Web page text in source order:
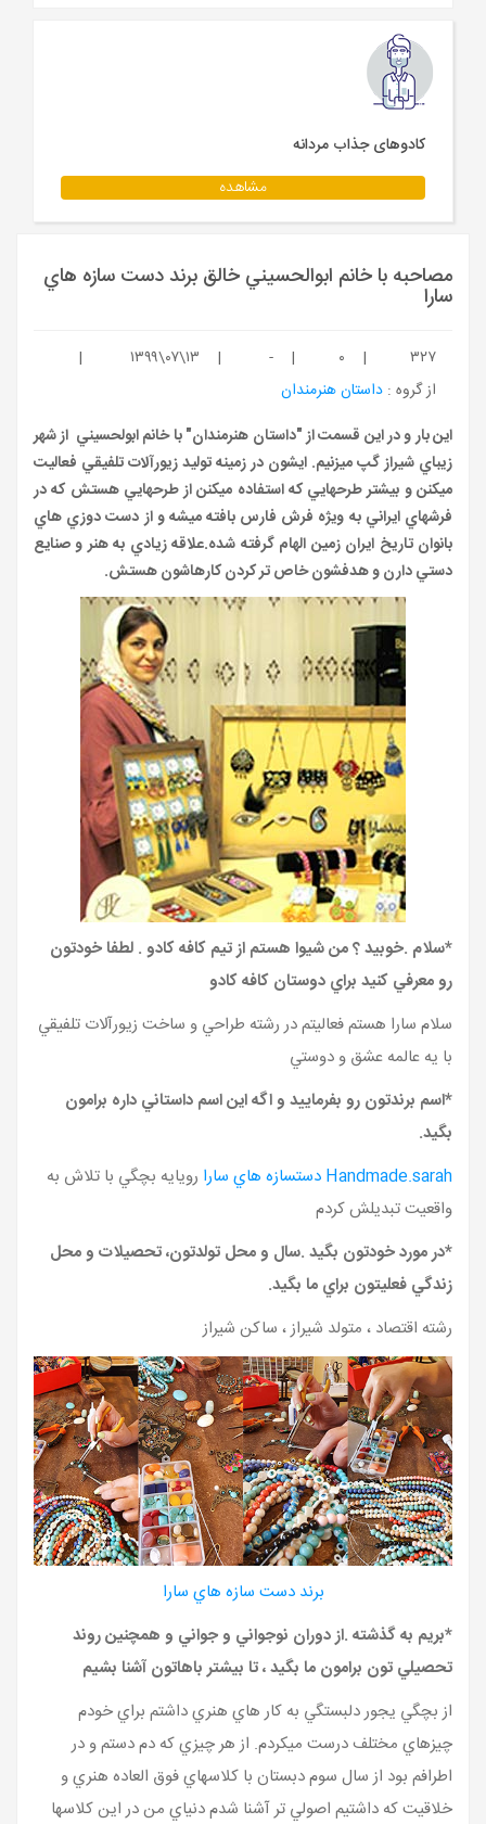
محصولات تازه رسیده
ورود به پنل تامین کنندگان
ورود به پنل همکاران فروش
سوالات متداول
درباره ما
کادوهای جذاب مردانه
مشاهده
مصاحبه با خانم ابوالحسيني خالق برند دست سازه هاي
سارا
۳۲۷ | ۰ |
-
| ۱۳۹۹\۰۷\۱۳
|
از گروه : داستان هنرمندان
اين بار و در اين قسمت از "داستان هنرمندان" با خانم ابولحسيني از شهر
زيباي شيراز گپ ميزنيم. ايشون در زمينه توليد زيورآلات تلفيقي فعاليت
ميکنن و بيشتر طرحهايي که استفاده ميکنن از طرحهايي هستش که در
فرشهاي ايراني به ويژه فرش فارس بافته ميشه و از دست دوزي هاي
بانوان تاريخ ايران زمين الهام گرفته شده.علاقه زيادي به هنر و صنايع
دستي دارن و هدفشون خاص تر کردن کارهاشون هستش.
*سلام .خوبيد ؟ من شيوا هستم از تيم کافه کادو . لطفا خودتون
رو معرفي کنيد براي دوستان کافه کادو
سلام سارا هستم فعاليتم در رشته طراحي و ساخت زيورآلات تلفيقي
با يه عالمه عشق و دوستي
*اسم برندتون رو بفرماييد و اگه اين اسم داستاني داره برامون
بگيد.
Handmade.sarah دستسازه هاي سارا
رويايه بچگي با تلاش به
واقعيت تبديلش کردم
*در مورد خودتون بگيد .سال و محل تولدتون، تحصيلات و محل
زندگي فعليتون براي ما بگيد.
رشته اقتصاد ، متولد شيراز ، ساکن شيراز
برند دست سازه هاي سارا
*بريم به گذشته .از دوران نوجواني و جواني و همچنين روند
تحصيلي تون برامون ما بگيد ، تا بيشتر باهاتون آشنا بشيم
از بچگي يجور دلبستگي به کار هاي هنري داشتم براي خودم
چيزهاي مختلف درست ميکردم. از هر چيزي که دم دستم و در
اطرافم بود از سال سوم دبستان با کلاسهاي فوق العاده هنري و
خلاقيت که داشتيم اصولي تر آشنا شدم دنياي من در اين کلاسها